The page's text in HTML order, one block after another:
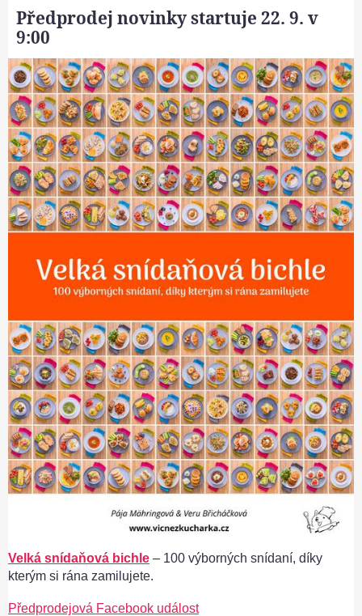
Předprodej novinky startuje 22. 9. v
9:00
Velká snídaňová bichle – 100 výborných snídaní, díky
kterým si rána zamilujete.
Předprodejová Facebook událost